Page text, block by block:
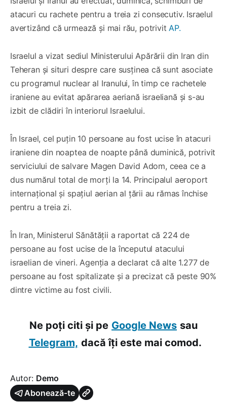
atacuri cu rachete pentru a treia zi consecutiv. Israelul
avertizând că urmează și mai rău, potrivit AP.
Israelul a vizat sediul Ministerului Apărării din Iran din
Teheran și situri despre care susținea că sunt asociate
cu programul nuclear al Iranului, în timp ce rachetele
iraniene au evitat apărarea aeriană israeliană și s-au
izbit de clădiri în interiorul Israelului.
În Israel, cel puțin 10 persoane au fost ucise în atacuri
iraniene din noaptea de noapte până duminică, potrivit
serviciului de salvare Magen David Adom, ceea ce a
dus numărul total de morți la 14. Principalul aeroport
internațional și spațiul aerian al țării au rămas închise
pentru a treia zi.
În Iran, Ministerul Sănătății a raportat că 224 de
persoane au fost ucise de la începutul atacului
israelian de vineri. Agenția a declarat că alte 1.277 de
persoane au fost spitalizate și a precizat că peste 90%
dintre victime au fost civili.
Ne poți citi și pe Google News sau
Telegram, dacă îți este mai comod.
Autor: Demo
Abonează-te